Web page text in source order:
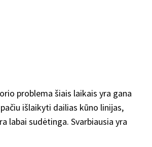
problema šiais laikais yra gana
išlaikyti dailias kūno linijas,
labai sudėtinga. Svarbiausia yra